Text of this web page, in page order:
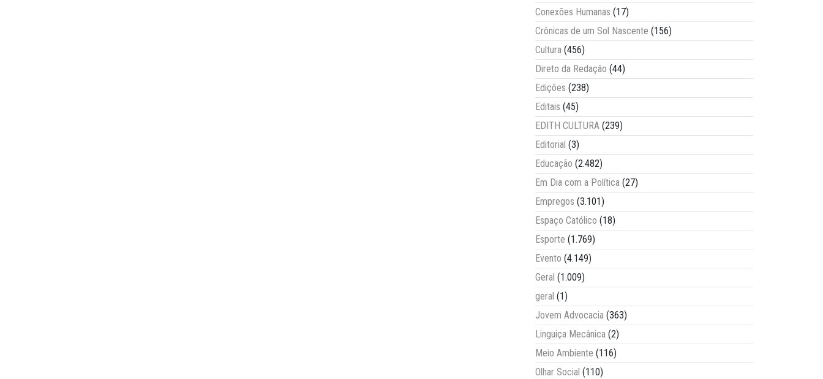
Conexões Humanas (17)
Crônicas de um Sol Nascente (156)
Cultura (456)
Direto da Redação (44)
Edições (238)
Editais (45)
EDITH CULTURA (239)
Editorial (3)
Educação (2.482)
Em Dia com a Política (27)
Empregos (3.101)
Espaço Católico (18)
Esporte (1.769)
Evento (4.149)
Geral (1.009)
geral (1)
Jovem Advocacia (363)
Linguiça Mecânica (2)
Meio Ambiente (116)
Olhar Social (110)